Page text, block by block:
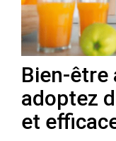
Bien-être
adoptez
et